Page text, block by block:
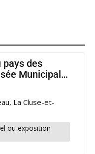
pays des
Municipal
La Cluse-et-
ou exposition